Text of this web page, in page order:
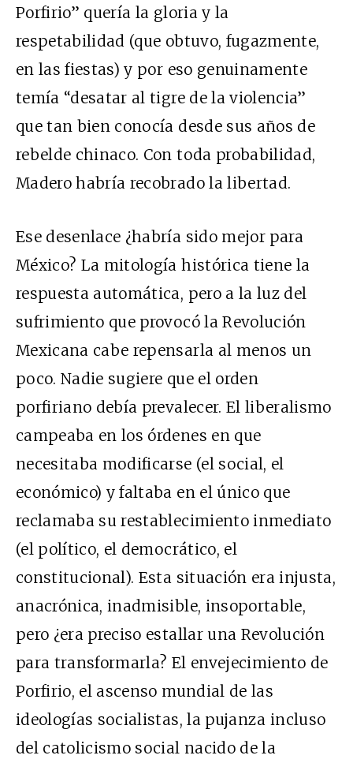
Porfirio” quería la gloria y la
respetabilidad (que obtuvo, fugazmente,
en las fiestas) y por eso genuinamente
temía “desatar al tigre de la violencia”
que tan bien conocía desde sus años de
rebelde chinaco. Con toda probabilidad,
Madero habría recobrado la libertad.
Ese desenlace ¿habría sido mejor para
México? La mitología histórica tiene la
respuesta automática, pero a la luz del
sufrimiento que provocó la Revolución
Mexicana cabe repensarla al menos un
poco. Nadie sugiere que el orden
porfiriano debía prevalecer. El liberalismo
campeaba en los órdenes en que
necesitaba modificarse (el social, el
económico) y faltaba en el único que
reclamaba su restablecimiento inmediato
(el político, el democrático, el
constitucional). Esta situación era injusta,
anacrónica, inadmisible, insoportable,
pero ¿era preciso estallar una Revolución
para transformarla? El envejecimiento de
Porfirio, el ascenso mundial de las
ideologías socialistas, la pujanza incluso
del catolicismo social nacido de la